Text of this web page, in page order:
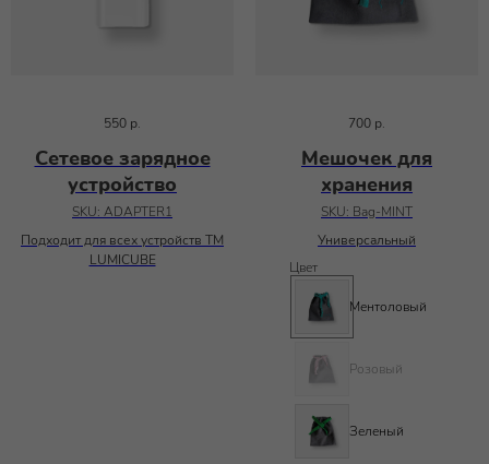
550 р.
Сетевое зарядное
устройство
SKU: ADAPTER1
Подходит для всех устройств ТМ
LUMICUBE
700 р.
Мешочек для
хранения
SKU: Bag-MINT
Универсальный
Цвет
Ментоловый
Розовый
Зеленый